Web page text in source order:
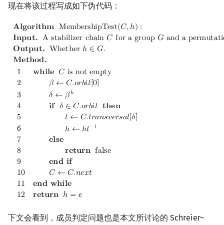
现在将该过程写成如下伪代码：
𝐀𝐥𝐠𝐨𝐫𝐢𝐭𝐡𝐦 MembershipTest(𝐶,ℎ) :
𝐈𝐧𝐩𝐮𝐭. A stabilizer chain 𝐶 for a group 𝐺 and a permutati
𝐎𝐮𝐭𝐩𝐮𝐭. Whether ℎ ∈ 𝐺.
𝐌𝐞𝐭𝐡𝐨𝐝.
1
𝐰𝐡𝐢𝐥𝐞 𝐶 is not empty
2
𝛽 ← 𝐶.𝑜𝑟𝑏𝑖𝑡[0]
3
𝛿 ← 𝛽ℎ
4 𝐢𝐟 𝛿 ∈ 𝐶.𝑜𝑟𝑏𝑖𝑡 𝐭𝐡𝐞𝐧
5
𝑡 ← 𝐶.𝑡𝑟𝑎𝑛𝑠𝑣𝑒𝑟𝑠𝑎𝑙[𝛿]
6
ℎ ← ℎ𝑡−1
7 𝐞𝐥𝐬𝐞
8
𝐫𝐞𝐭𝐮𝐫𝐧 false
9
𝐞𝐧𝐝 𝐢𝐟
10 𝐶 ← 𝐶.𝑛𝑒𝑥𝑡
11 𝐞𝐧𝐝 𝐰𝐡𝐢𝐥𝐞
12 𝐫𝐞𝐭𝐮𝐫𝐧 ℎ = 𝑒
AlgorithmMembershipTest(C,h):Input.
下文会看到，成员判定问题也是本文所讨论的 Schreier–